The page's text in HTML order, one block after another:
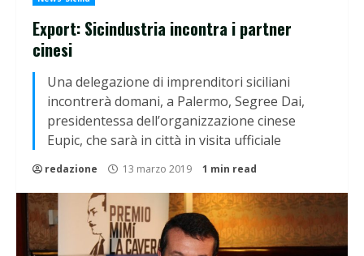
Export: Sicindustria incontra i partner
cinesi
Una delegazione di imprenditori siciliani
incontrerà domani, a Palermo, Segree Dai,
presidentessa dell’organizzazione cinese
Eupic, che sarà in città in visita ufficiale
redazione 13 marzo 2019 1 min read